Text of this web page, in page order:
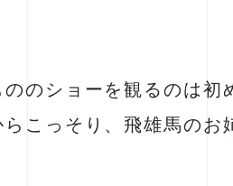
のショーを観るのは初
らこっそり、飛雄馬のお